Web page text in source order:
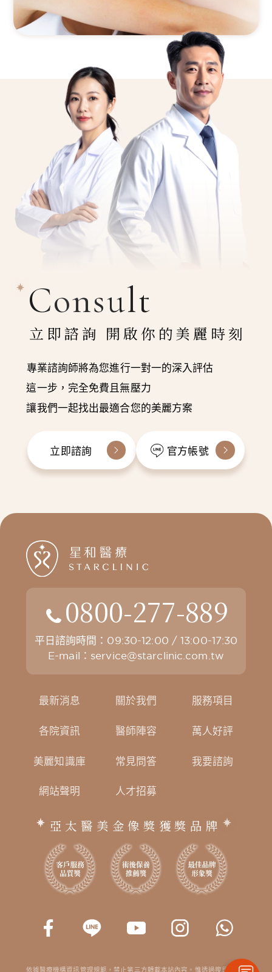
Consult
立即諮詢 開啟你的美麗時刻
專業諮詢師將為您進行一對一的深入評估
這一步，完全免費且無壓力
讓我們一起找出最適合您的美麗方案
立即諮詢 官方帳號
0800-277-889
平日諮詢時間：09:30-12:00 / 13:00-17:30
E-mail： service@starclinic.com.tw
最新消息 關於我們 服務項目
各院資訊 醫師陣容 萬人好評
美麗知識庫 常見問答 我要諮詢
網站聲明 人才招募
亞太醫美金像獎獲獎品牌
依據醫療機構資訊管理規範，禁止第三方轉載本站內容。惟透過搜尋